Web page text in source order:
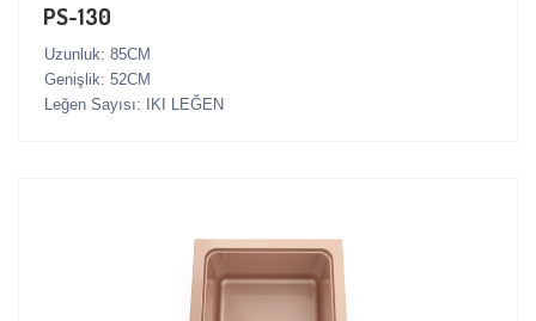
PS-130
Uzunluk: 85CM
Genişlik: 52CM
Leğen Sayısı: IKI LEĞEN